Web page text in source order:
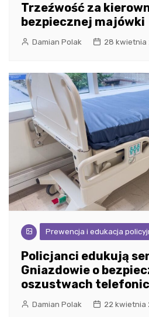
Trzeźwość za
bezpiecznej majówki
Damian Polak 28 kwietnia
Prewencja i edukacja
Policjanci edukują
Gniazdowie o
oszustwach
Damian Polak 22 kwietnia